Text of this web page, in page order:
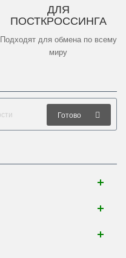
ДЛЯ
ПОСТКРОССИНГА
Подходят для обмена по всему
миру
Готово